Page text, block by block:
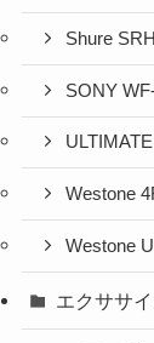
Shure
SONY
Westone
Westone
エクササ